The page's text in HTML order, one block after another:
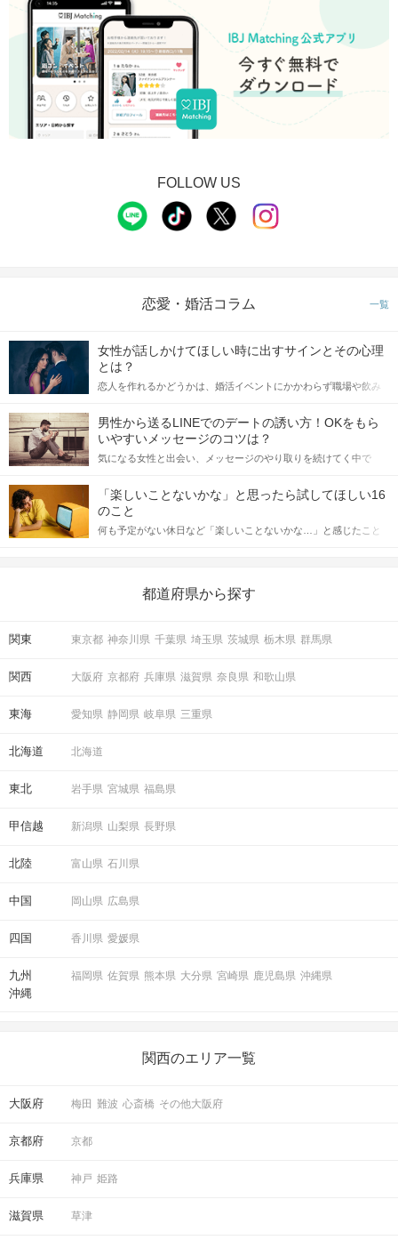
FOLLOW US
恋愛・婚活コラム 一覧
女性が話しかけてほしい時に出すサインとその心理
とは？
恋人を作れるかどうかは、婚活イベントにかかわらず職場や飲み
てアプローチできるかにも左右されます。 これから恋人作りを本
格的に始めようとしている方は、女性が異性を求めて出すサイン
をしっかりと理解し、正しい行動に移せるかどうかが重要。 この
記事では、女性が話しかけて欲しい時に出すサインとその心理を
合にどのような行動に繋げるべきかをご紹介していきます。
男性から送るLINEでのデートの誘い方！OKをもら
いやすいメッセージのコツは？
気になる女性と出会い、メッセージのやり取りを続けてく中で
しかし、中には「どう誘ったらいいの？」とお困りの男性もいら
っしゃるのではないでしょうか。 そこで今回は、男性から女性へ
送るLINEでのデートの誘い方のコツをご紹介します。例文も混じ
えながら解説するので、ぜひ参考にしてください。
「楽しいことないかな」と思ったら試してほしい16
のこと
何も予定がない休日など「楽しいことないかな…」と感じたこと
の楽しいことアイデアを集めました♪ いままさに楽しいことを探し
都道府県から探す
関東 東京都 神奈川県 千葉県 埼玉県 茨城県 栃木県 群馬県
関西 大阪府 京都府 兵庫県 滋賀県 奈良県 和歌山県
東海 愛知県 静岡県 岐阜県 三重県
北海道 北海道
東北 岩手県 宮城県 福島県
甲信越 新潟県 山梨県 長野県
北陸 富山県 石川県
中国 岡山県 広島県
四国 香川県 愛媛県
九州
沖縄
福岡県 佐賀県 熊本県 大分県 宮崎県 鹿児島県 沖縄県
関西のエリア一覧
大阪府 梅田 難波 心斎橋 その他大阪府
京都府 京都
兵庫県 神戸 姫路
滋賀県 草津